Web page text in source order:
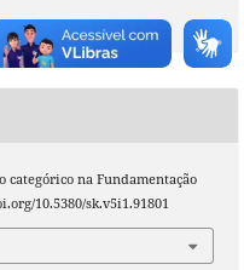
categórico na Fundamentação
10.5380/sk.v5i1.91801